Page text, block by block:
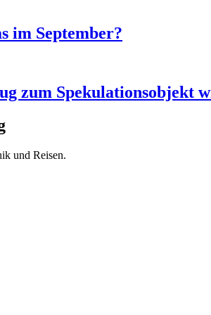
im September?
zum Spekulationsobjekt
und Reisen.